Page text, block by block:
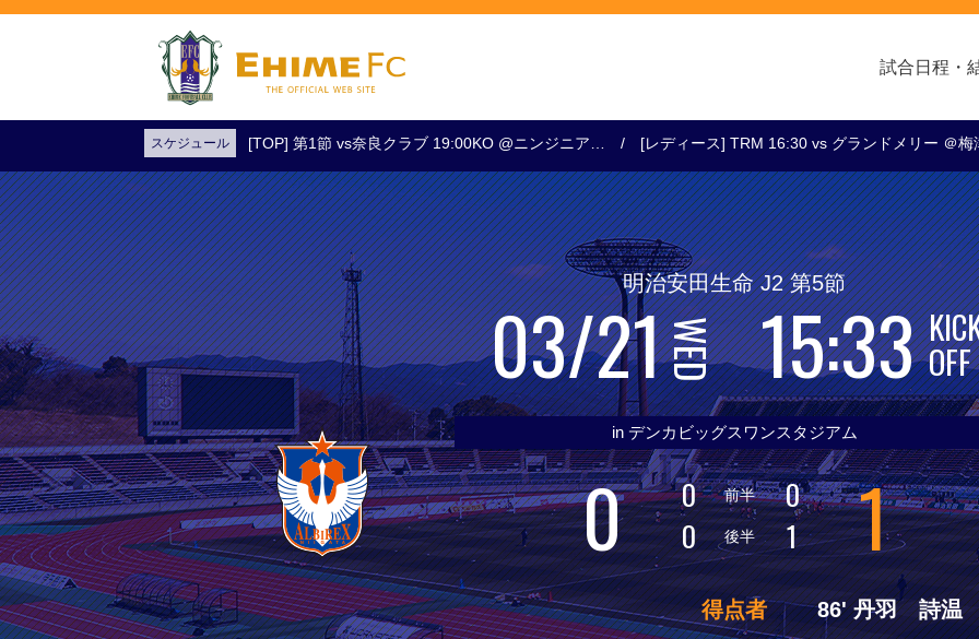
試合日程・
試合日程・結果 アクセス クラブ・会社情報 レディース スクール
試合を観戦 チケットを購入 トップチーム アカデミー スポンサー
スケジュール [TOP] 第1節 vs奈良クラブ 19:00KO @ニンジニア… [レディース] TRM 16:30 vs グランドメリー ＠梅
明治安田生命 J2 第5節
03/21WED 15:33 OFF
in デンカビッグスワンスタジアム
0 0 前半
0
0
後半 1 1
得点者 86' 丹羽 詩温